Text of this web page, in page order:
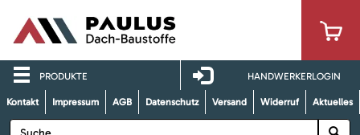
PRODUKTE HANDWERKERLOGIN
Kontakt Impressum AGB Datenschutz Versand Widerruf Aktuelles